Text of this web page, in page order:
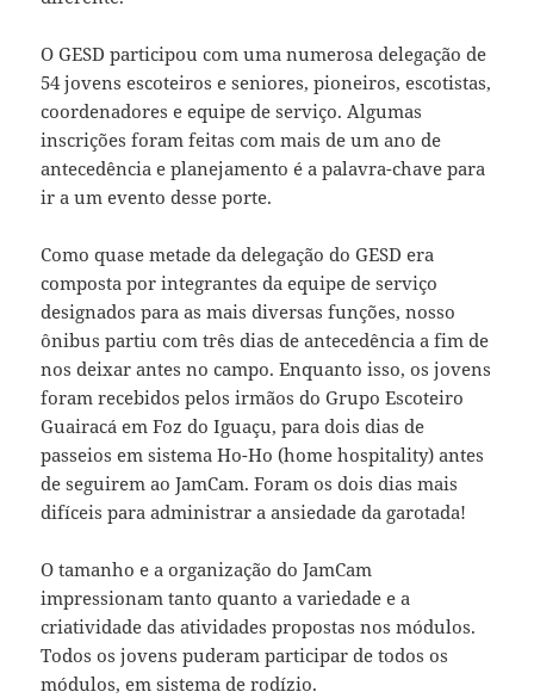
O GESD participou com uma numerosa delegação de
54 jovens escoteiros e seniores, pioneiros, escotistas,
coordenadores e equipe de serviço. Algumas
inscrições foram feitas com mais de um ano de
antecedência e planejamento é a palavra-chave para
ir a um evento desse porte.
Como quase metade da delegação do GESD era
composta por integrantes da equipe de serviço
designados para as mais diversas funções, nosso
ônibus partiu com três dias de antecedência a fim de
nos deixar antes no campo. Enquanto isso, os jovens
foram recebidos pelos irmãos do Grupo Escoteiro
Guairacá em Foz do Iguaçu, para dois dias de
passeios em sistema Ho-Ho (home hospitality) antes
de seguirem ao JamCam. Foram os dois dias mais
difíceis para administrar a ansiedade da garotada!
O tamanho e a organização do JamCam
impressionam tanto quanto a variedade e a
criatividade das atividades propostas nos módulos.
Todos os jovens puderam participar de todos os
módulos, em sistema de rodízio.